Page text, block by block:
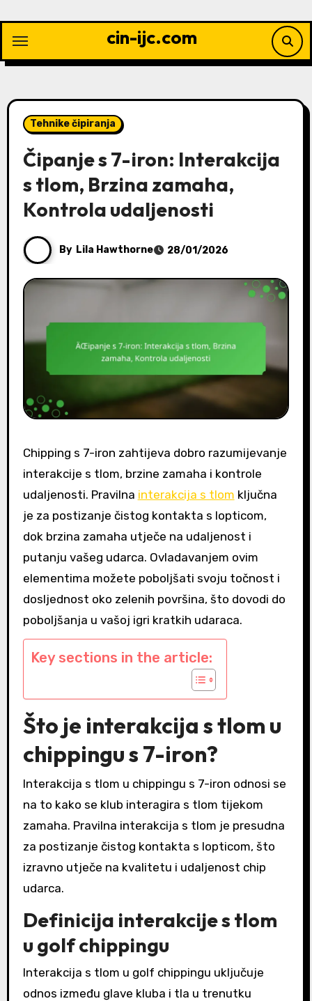
content
cin-ijc.com
Tehnike čipiranja
Čipanje s 7-iron: Interakcija
s tlom, Brzina zamaha,
Kontrola udaljenosti
By Lila Hawthorne 28/01/2026
Chipping s 7-iron zahtijeva dobro razumijevanje
interakcije s tlom, brzine zamaha i kontrole
udaljenosti. Pravilna interakcija s tlom ključna
je za postizanje čistog kontakta s lopticom,
dok brzina zamaha utječe na udaljenost i
putanju vašeg udarca. Ovladavanjem ovim
elementima možete poboljšati svoju točnost i
dosljednost oko zelenih površina, što dovodi do
poboljšanja u vašoj igri kratkih udaraca.
Key sections in the article:
Što je interakcija s tlom u
chippingu s 7-iron?
Interakcija s tlom u chippingu s 7-iron odnosi se
na to kako se klub interagira s tlom tijekom
zamaha. Pravilna interakcija s tlom je presudna
za postizanje čistog kontakta s lopticom, što
izravno utječe na kvalitetu i udaljenost chip
udarca.
Definicija interakcije s tlom
u golf chippingu
Interakcija s tlom u golf chippingu uključuje
odnos između glave kluba i tla u trenutku